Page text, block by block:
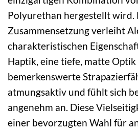
Polyurethan hergestellt wird.
Zusammensetzung verleiht
charakteristischen
Haptik, eine tiefe, matte
bemerkenswerte
atmungsaktiv und fühlt sich
angenehm an. Diese
einer bevorzugten Wahl für